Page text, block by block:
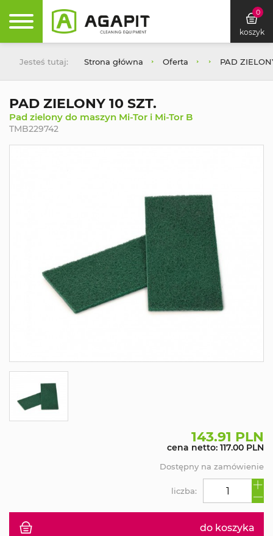
0
koszyk
Jesteś tutaj: Strona główna Oferta PAD
PAD ZIELONY 10 SZT.
Pad zielony do maszyn Mi-Tor i Mi-Tor B
TMB229742
143.91 PLN
cena netto: 117.00 PLN
do koszyka
liczba:
Dostępny na zamówienie